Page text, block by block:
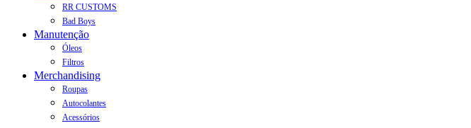
RR CUSTOMS
Bad Boys
Manutenção
Óleos
Filtros
Merchandising
Roupas
Autocolantes
Acessórios